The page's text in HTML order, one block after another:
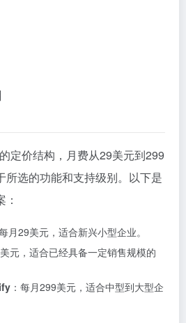
定价结构，月费从29美元到299
所选的功能和支持级别。以下是
月29美元，适合新兴小型企业。
元，适合已经具备一定销售规模的
：每月299美元，适合中型到大型企